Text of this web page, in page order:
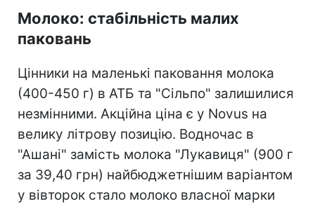
Молоко: стабільність малих
паковань
Цінники на маленькі паковання молока
(400-450 г) в АТБ та "Сільпо" залишилися
незмінними. Акційна ціна є у Novus на
велику літрову позицію. Водночас в
"Ашані" замість молока "Лукавиця" (900 г
за 39,40 грн) найбюджетнішим варіантом
у вівторок стало молоко власної марки